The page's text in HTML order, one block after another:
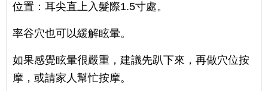
位置：耳尖直上入髮際1.5寸處。
率谷穴也可以緩解眩暈。
如果感覺眩暈很嚴重，建議先趴下來，再做穴位按
摩，或請家人幫忙按摩。